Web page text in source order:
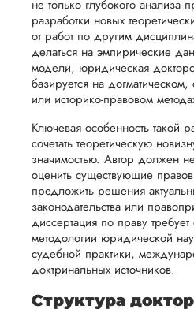
помощь
в
подготовке
и речи
защитой.
Наша
цель -
обеспечить
вам
в своей
помочь
проверки
работы,
установленная
сумма
будет
возвращена
заказчику.
Мы
стремимся
осуществлять
процесс
возврата
способом,
удобным
для вас,
начале
мы
обсудим
и
о сроках
чтобы
учесть
все
аспекты
написания
работы.
не только глубокого анализа
разработки новых
от работ по другим
делаться на эмпирические
модели, юридическая
базируется на
или историко-правовом
Ключевая особенность такой
сочетать теоретическую
значимостью. Автор должен
оценить существующие
предложить решения
законодательства или
диссертация по праву требует
методологии юридической
судебной практики,
доктринальных источников.
Структура